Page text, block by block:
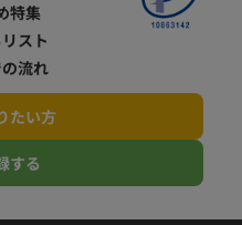
特集
スト
流れ
たい方
する